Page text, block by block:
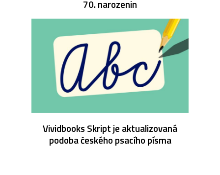
70. narozenin
Vividbooks Skript je aktualizovaná
podoba českého psacího písma